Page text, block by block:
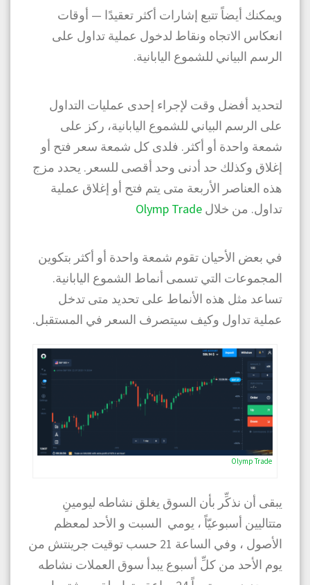
ويمكنك أيضاً تتبع إشارات أكثر تعقيدًا — أوقات
انعكاس الاتجاه ونقاط لدخول عملية تداول على
الرسم البياني للشموع اليابانية.
لتحديد أفضل وقت لإجراء إحدى عمليات التداول
على الرسم البياني للشموع اليابانية، ركز على
شمعة واحدة أو أكثر. فلدى كل شمعة سعر فتح أو
إغلاق وكذلك حد أدنى وحد أقصى للسعر. يحدد مزج
هذه العناصر الأربعة متى يتم فتح أو إغلاق عملية
تداول. من خلال Olymp Trade
في بعض الأحيان تقوم شمعة واحدة أو أكثر بتكوين
المجموعات التي تسمى أنماط الشموع اليابانية.
تساعد مثل هذه الأنماط على تحديد متى تدخل
عملية تداول وكيف سيتصرف السعر في المستقبل.
Olymp Trade
يبقى أن نذكِّر بأن السوق يغلق نشاطه ليومينِ
متتاليين أسبوعيّاً ، يومي السبت و الأحد لمعظم
الأصول ، وفي الساعة 21 حسب توقيت جرينتش من
يوم الأحد من كلِّ أسبوع يبدأ سوق العملات نشاطه